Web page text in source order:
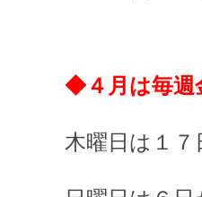
◆４月は毎週
木曜日は１